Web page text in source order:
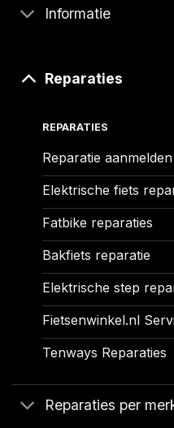
Informatie
Reparaties
REPARATIES
Reparatie
Elektrische fiets
Fatbike reparaties
Bakfiets reparatie
Elektrische step
Fietsenwinkel.nl
Tenways Reparaties
Reparaties per